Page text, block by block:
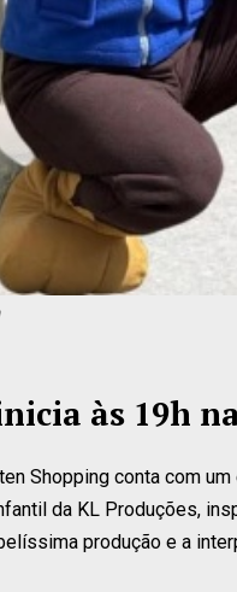
às 19h
Shopping conta com
da KL Produções,
produção e a